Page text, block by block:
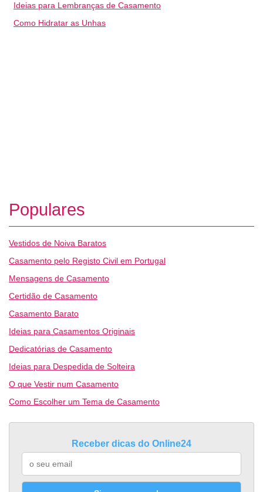
Ideias para Lembranças de Casamento
Como Hidratar as Unhas
Populares
Vestidos de Noiva Baratos
Casamento pelo Registo Civil em Portugal
Mensagens de Casamento
Certidão de Casamento
Casamento Barato
Ideias para Casamentos Originais
Dedicatórias de Casamento
Ideias para Despedida de Solteira
O que Vestir num Casamento
Como Escolher um Tema de Casamento
Receber dicas do Online24